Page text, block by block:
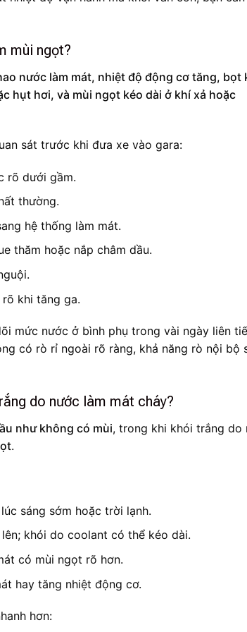
mùi ngọt?
nước làm mát, nhiệt độ động cơ tăng, bọt
hụt hơi, và mùi ngọt kéo dài ở khí xả hoặc
sát trước khi đưa xe vào gara:
rõ dưới gầm.
thường.
hệ thống làm mát.
thăm hoặc nắp châm dầu.
khi tăng ga.
mức nước ở bình phụ trong vài ngày liên
có rò rỉ ngoài rõ ràng, khả năng rò nội bộ
do nước làm mát cháy?
như không có mùi, trong khi khói trắng do
.
sáng sớm hoặc trời lạnh.
khói do coolant có thể kéo dài.
có mùi ngọt rõ hơn.
hay tăng nhiệt động cơ.
hơn: